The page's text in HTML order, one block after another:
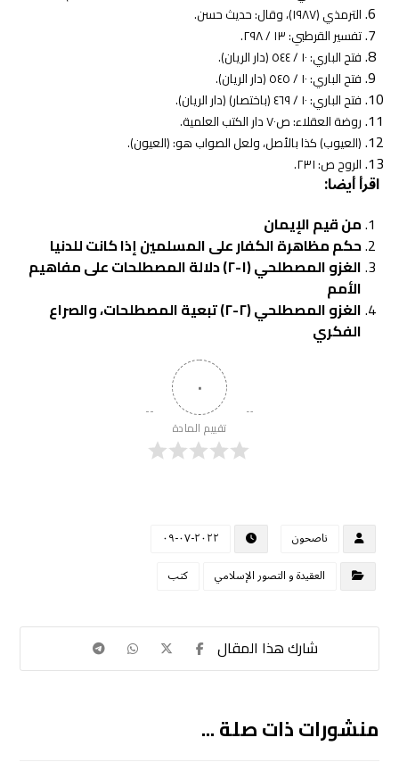
الترمذي (١٩٨٧)، وقال: حديث حسن.
تفسير القرطبي: ١٣ / ٢٩٨.
فتح الباري: ١٠ / ٥٤٤ (دار الريان).
فتح الباري: ١٠ / ٥٤٥ (دار الريان).
فتح الباري: ١٠ / ٤٦٩ (باختصار) (دار الريان).
روضة العقلاء: ص٧٠ دار الكتب العلمية.
(العيوب) كذا بالأصل، ولعل الصواب هو: (العيون).
الروح ص: ٢٣١.
اقرأ أيضا:
من قيم الإيمان
حكم مظاهرة الكفار على المسلمين إذا كانت للدنيا
الغزو المصطلحي (١-٢) دلالة المصطلحات على مفاهيم
الأمم
الغزو المصطلحي (٢-٢) تبعية المصطلحات، والصراع
الفكري
٠
تقييم المادة
ناصحون
٢٠٢٢-٠٧-٠٩
العقيدة و التصور الإسلامي
كتب
منشورات ذات صلة ...